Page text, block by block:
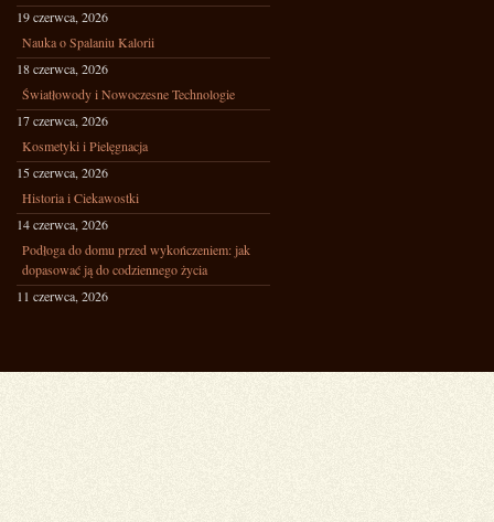
19 czerwca, 2026
Nauka o Spalaniu Kalorii
18 czerwca, 2026
Światłowody i Nowoczesne Technologie
17 czerwca, 2026
Kosmetyki i Pielęgnacja
15 czerwca, 2026
Historia i Ciekawostki
14 czerwca, 2026
Podłoga do domu przed wykończeniem: jak
dopasować ją do codziennego życia
11 czerwca, 2026